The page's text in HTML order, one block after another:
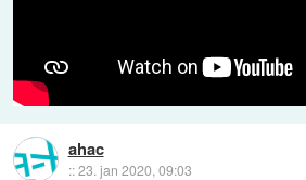
ahac
::23. jan 2020, 09:03